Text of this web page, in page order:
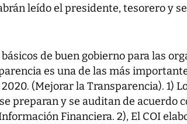
leído el presidente, tesorero y
de buen gobierno para las
es una de las más
(Mejorar la Transparencia). 1)
preparan y se auditan de acuerdo
Financiera. 2), El COI